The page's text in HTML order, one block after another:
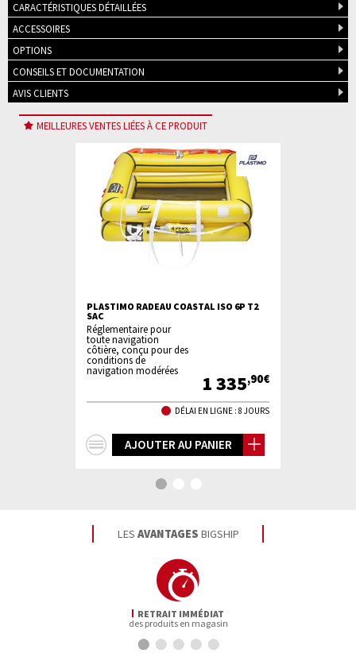
CARACTÉRISTIQUES DÉTAILLÉES
ACCESSOIRES
OPTIONS
CONSEILS ET DOCUMENTATION
AVIS CLIENTS
MEILLEURES VENTES LIÉES À CE PRODUIT
PLASTIMO RADEAU COASTAL ISO 6P T2
SAC
Réglementaire pour
toute navigation
côtière, conçu pour des
conditions de
navigation modérées
1 335,90€
DÉLAI EN LIGNE : 8 JOURS
AJOUTER AU PANIER
LES AVANTAGES BIGSHIP
RETRAIT IMMÉDIAT
des produits en magasin